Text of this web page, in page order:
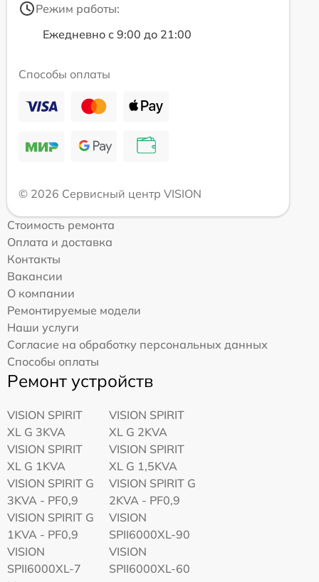
Режим работы:
Ежедневно с 9:00 до 21:00
Способы оплаты
© 2026 Сервисный центр VISION
Стоимость ремонта
Оплата и доставка
Контакты
Вакансии
О компании
Ремонтируемые модели
Наши услуги
Согласие на обработку персональных данных
Способы оплаты
Ремонт устройств
VISION SPIRIT
XL G 3KVA
VISION SPIRIT
XL G 2KVA
VISION SPIRIT
XL G 1KVA
VISION SPIRIT
XL G 1,5KVA
VISION SPIRIT G
3KVA - PF0,9
VISION SPIRIT G
2KVA - PF0,9
VISION SPIRIT G
1KVA - PF0,9
VISION
SPII6000XL-90
VISION
SPII6000XL-7
VISION
SPII6000XL-60